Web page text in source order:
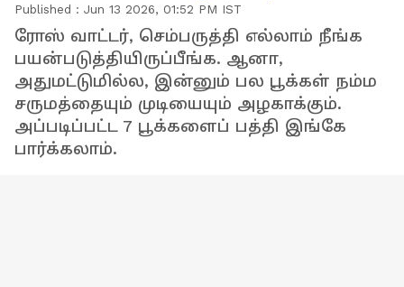
Published : Jun 13 2026, 01:52 PM IST
ரோஸ் வாட்டர், செம்பருத்தி எல்லாம் நீங்க
பயன்படுத்தியிருப்பீங்க. ஆனா,
அதுமட்டுமில்ல, இன்னும் பல பூக்கள் நம்ம
சருமத்தையும் முடியையும் அழகாக்கும்.
அப்படிப்பட்ட 7 பூக்களைப் பத்தி இங்கே
பார்க்கலாம்.